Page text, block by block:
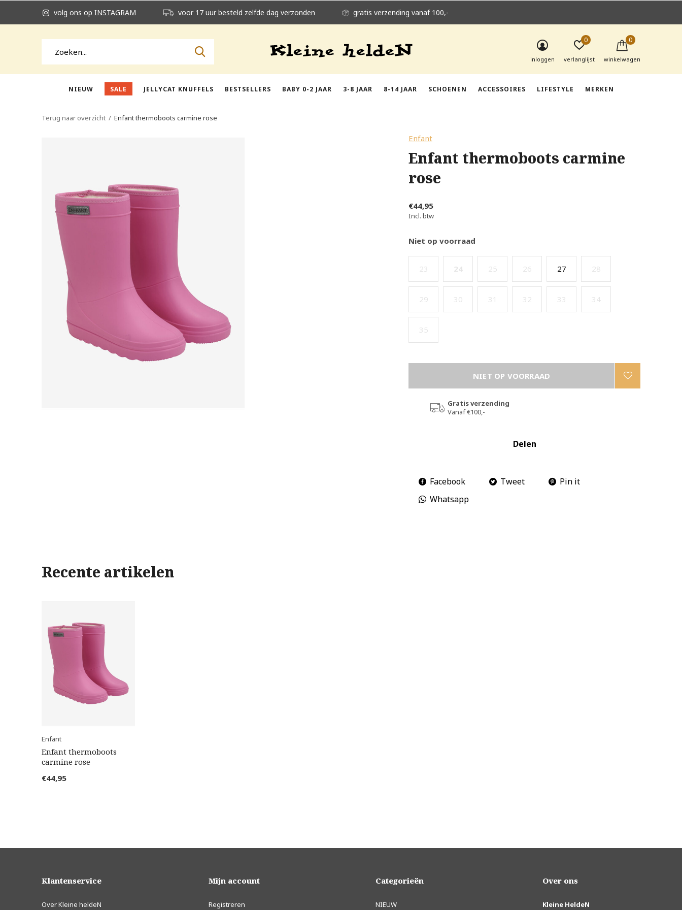
NIEUW SALE JELLYCAT KNUFFELS BESTSELLERS BABY 0-2 JAAR 3-8 JAAR 8-14 JAAR SCHOENEN ACCESSOIRES LIFESTYLE MERKEN
inloggen verlanglijst
0
winkelwagen
0
volg ons op INSTAGRAM voor 17 uur besteld zelfde dag verzonden gratis verzending vanaf 100,-
Terug naar overzicht Enfant thermoboots carmine rose
Enfant
Enfant thermoboots carmine
rose
€44,95
Incl. btw
Niet op voorraad
23 24 25 26 27 28
29 30 31 32 33 34
35
NIET OP VOORRAAD
Gratis verzending
Vanaf €100,-
Delen
Facebook Tweet
Pin it
Whatsapp
Recente artikelen
Enfant
Enfant thermoboots
carmine rose
€44,95
Klantenservice
Over Kleine heldeN
Mijn account
Registreren
Categorieën
NIEUW
Over ons
Kleine HeldeN